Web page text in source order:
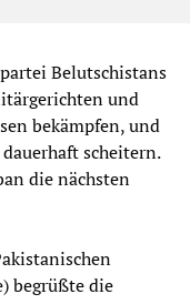
Belutschistans
und
bekämpfen, und
scheitern.
die nächsten
begrüßte die